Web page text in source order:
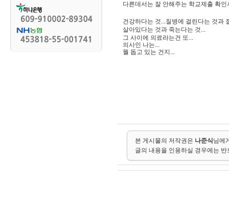
다른데서는 잘 안해주는 학교제출 확
건강하다는 것...질병에 걸린다는 것과
살아있다는 것과 죽는다는 것...
그 사이에 의료라는건 또...
의사인 나는...
뭘 돕고 있는 건지...
본 게시물의 저작권은 나준식님에
글의 내용을 인용하실 경우에는